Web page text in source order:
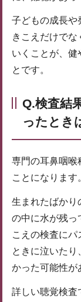
子どもの成長や
きこえだけで
いくことが、健
とです。
Q.検査結
ったとき
専門の耳鼻咽喉
ことになります
生まれたばかり
の中に水が残っ
こえの検査に
ときに泣いた
かった可能性が
詳しい聴覚検査